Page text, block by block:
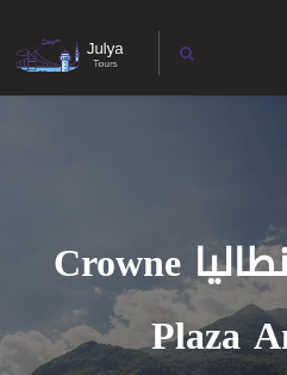
كراون بلازا أنطاليا Crowne
Plaza